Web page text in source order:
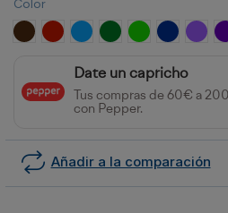
Color
Marrón Rojo Oscuro
Azul Verde Verde ClaroAzul Marino
Date un capricho
Tus compras de 60€ a
con Pepper.
Añadir a la comparación